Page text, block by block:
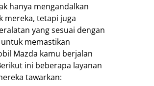
hanya mengandalkan
mereka, tetapi juga
yang sesuai dengan
memastikan
Mazda kamu berjalan
ini beberapa layanan
tawarkan: